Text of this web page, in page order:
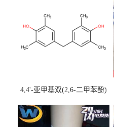
4,4'-亚甲基双(2,6-二甲苯酚)